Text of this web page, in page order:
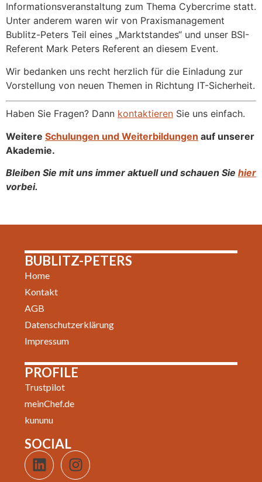
Informationsveranstaltung zum Thema Cybercrime statt.
Unter anderem waren wir von Praxismanagement
Bublitz-Peters Teil eines „Marktstandes“ und unser BSI-
Referent Mark Peters Referent an diesem Event.
Wir bedanken uns recht herzlich für die Einladung zur
Vorstellung von neuen Themen in Richtung IT-Sicherheit.
Haben Sie Fragen? Dann kontaktieren Sie uns einfach.
Weitere Schulungen und Weiterbildungen auf unserer
Akademie.
Bleiben Sie mit uns immer aktuell und schauen Sie hier
vorbei.
BUBLITZ-PETERS
Home
Kontakt
AGB
Datenschutzerklärung
Impressum
PROFILE
Trustpilot
meinChef.de
kununu
SOCIAL